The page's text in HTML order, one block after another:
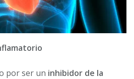
por ser un inhibidor de la